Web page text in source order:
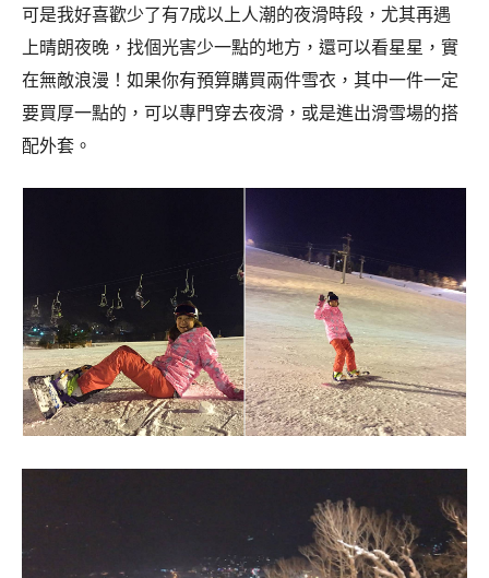
可是我好喜歡少了有7成以上人潮的夜滑時段，尤其再遇
上晴朗夜晚，找個光害少一點的地方，還可以看星星，實
在無敵浪漫！如果你有預算購買兩件雪衣，其中一件一定
要買厚一點的，可以專門穿去夜滑，或是進出滑雪場的搭
配外套。